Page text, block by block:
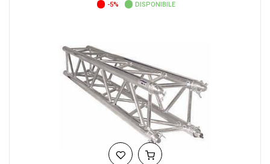
-5% DISPONIBILE